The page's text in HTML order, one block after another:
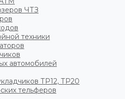
ЧТЗ
техники
автомобилей
ТР12, ТР20
тельферов